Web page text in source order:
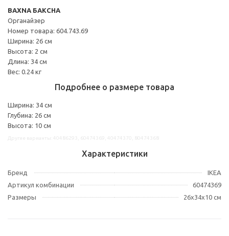
BAXNA БАКСНА
Органайзер
Номер товара: 604.743.69
Ширина: 26 см
Высота: 2 см
Длина: 34 см
Вес: 0.24 кг
Подробнее о размере товара
Ширина: 34 см
Глубина: 26 см
Высота: 10 см
Характеристики
Бренд
IKEA
Артикул комбинации
60474369
Размеры
26x34x10 см